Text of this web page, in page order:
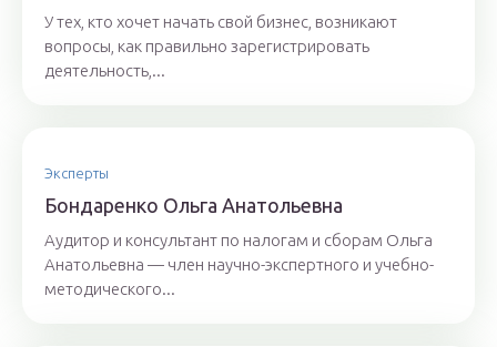
У тех, кто хочет начать свой бизнес, возникают
вопросы, как правильно зарегистрировать
деятельность,...
Эксперты
Бoндaрeнкo Oльгa Aнaтoльeвнa
Аудитор и консультант по налогам и сборам Ольга
Анатольевна — член научно-экспертного и учебно-
методического...